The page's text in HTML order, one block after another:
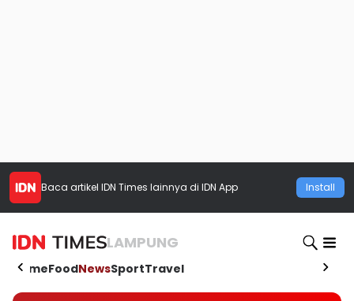
Baca artikel IDN Times lainnya di IDN App Install
LAMPUNG
HomeFoodNewsSportTravel